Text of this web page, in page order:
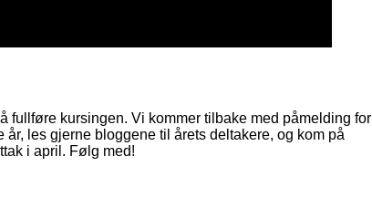
fullføre kursingen. Vi kommer tilbake med påmelding for
les gjerne bloggene til årets deltakere, og kom på
i april. Følg med!